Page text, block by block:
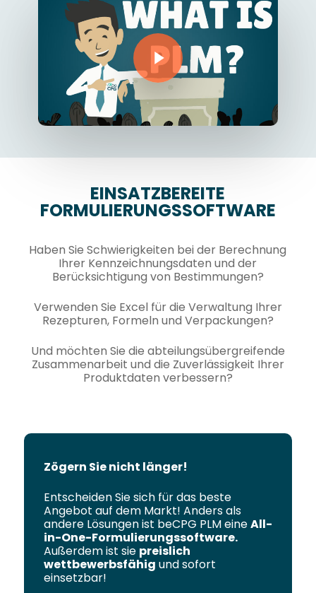
Play Video
EINSATZBEREITE
FORMULIERUNGSSOFTWARE
Haben Sie Schwierigkeiten bei der Berechnung
Ihrer Kennzeichnungsdaten und der
Berücksichtigung von Bestimmungen?
Verwenden Sie Excel für die Verwaltung Ihrer
Rezepturen, Formeln und Verpackungen?
Und möchten Sie die abteilungsübergreifende
Zusammenarbeit und die Zuverlässigkeit Ihrer
Produktdaten verbessern?
Zögern Sie nicht länger!
Entscheiden Sie sich für das beste
Angebot auf dem Markt! Anders als
andere Lösungen ist beCPG PLM eineAll-
in-One-Formulierungssoftware.
Außerdem ist sie preislich
wettbewerbsfähig und sofort
einsetzbar!